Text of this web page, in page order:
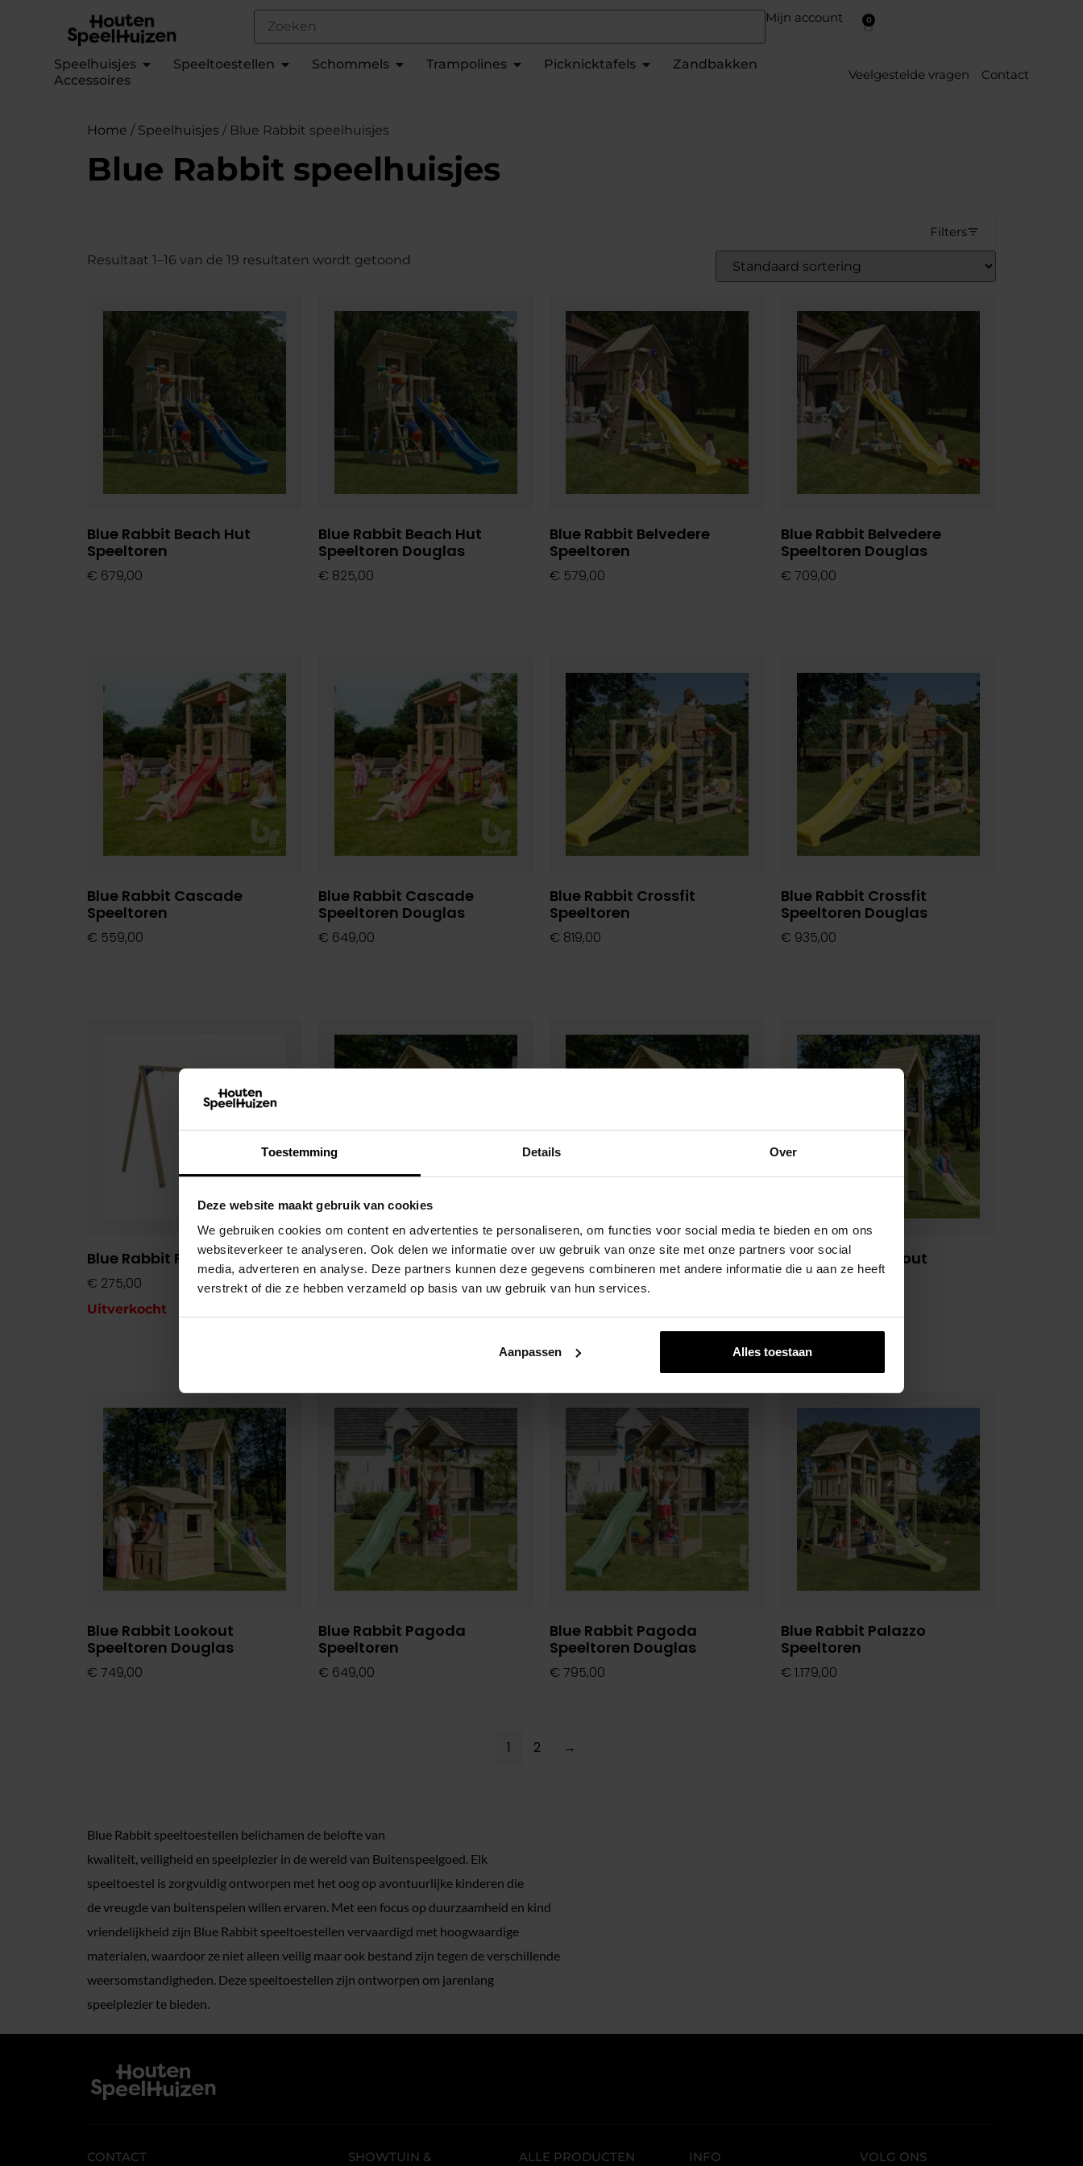
Toestemming Details Over
Deze website maakt gebruik van cookies
We gebruiken cookies om content en advertenties te personaliseren, om functies voor social media te bieden en om ons
websiteverkeer te analyseren. Ook delen we informatie over uw gebruik van onze site met onze partners voor social
media, adverteren en analyse. Deze partners kunnen deze gegevens combineren met andere informatie die u aan ze heeft
verstrekt of die ze hebben verzameld op basis van uw gebruik van hun services.
Aanpassen Alles toestaan
Mijn account 0
Speelhuisjes Speeltoestellen Schommels Trampolines Picknicktafels
Zandbakken
Accessoires
Veelgestelde vragen Contact
Home / Speelhuisjes / Blue Rabbit speelhuisjes
Blue Rabbit speelhuisjes
Filters
Resultaat 1–16 van de 19 resultaten wordt getoond
Blue Rabbit Beach Hut
Speeltoren
€ 679,00
Blue Rabbit Beach Hut
Speeltoren Douglas
€ 825,00
Blue Rabbit Belvedere
Speeltoren
€ 579,00
Blue Rabbit Belvedere
Speeltoren Douglas
€ 709,00
Blue Rabbit Cascade
Speeltoren
€ 559,00
Blue Rabbit Cascade
Speeltoren Douglas
€ 649,00
Blue Rabbit Crossfit
Speeltoren
€ 819,00
Blue Rabbit Crossfit
Speeltoren Douglas
€ 935,00
Blue Rabbit Freeswing
€ 275,00
Uitverkocht
Blue Rabbit Kiosk Speeltoren
Douglas
Blue Rabbit Kiosk Speeltoren
Met Glijbaan
Blue Rabbit Lookout
Speeltoren
Blue Rabbit Lookout
Speeltoren Douglas
€ 749,00
Blue Rabbit Pagoda
Speeltoren
€ 649,00
Blue Rabbit Pagoda
Speeltoren Douglas
€ 795,00
Blue Rabbit Palazzo
Speeltoren
€ 1.179,00
1 2 →
Blue Rabbit speeltoestellen belichamen de belofte van
kwaliteit, veiligheid en speelplezier in de wereld van Buitenspeelgoed. Elk
speeltoestel is zorgvuldig ontworpen met het oog op avontuurlijke kinderen die
de vreugde van buitenspelen willen ervaren. Met een focus op duurzaamheid en kind
vriendelijkheid zijn Blue Rabbit speeltoestellen vervaardigd met hoogwaardige
materialen, waardoor ze niet alleen veilig maar ook bestand zijn tegen de verschillende
weersomstandigheden. Deze speeltoestellen zijn ontworpen om jarenlang
speelplezier te bieden.
CONTACT
SHOWTUIN &
ALLE PRODUCTEN INFO VOLG ONS